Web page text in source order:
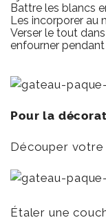
Battre les blancs
Les incorporer
Verser le tout
enfourner
Pour la
Découper votre
Étaler une